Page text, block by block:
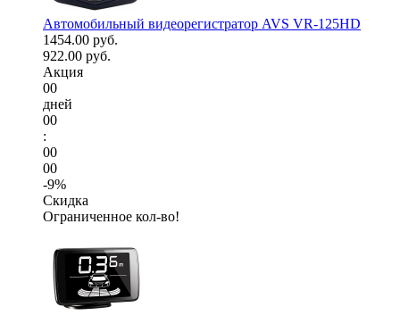
Автомобильный видеорегистратор AVS VR-125HD
1454.00 руб.
922.00 руб.
Акция
00
дней
00
:
00
00
-9%
Скидка
Ограниченное кол-во!